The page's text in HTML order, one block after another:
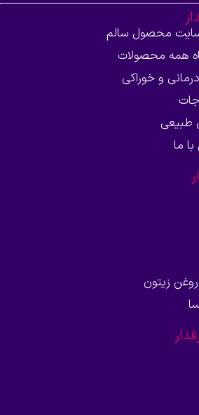
محصول سالم
همه محصولات​
و خوراکی
طبیعی
ما​
زیتون